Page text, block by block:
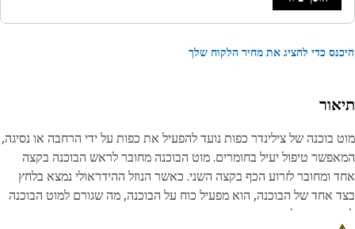
כדי להציג את מחיר הלקוח שלך
בוכנה של צילינדר כפות נועד להפעיל את כפות על ידי הרחבה או נסיגה,
טיפול יעיל בחומרים. מוט הבוכנה מחובר לראש הבוכנה בקצה
ומחובר לזרוע הכף בקצה השני. כאשר הנוזל ההידראולי נמצא בלחץ
אחד של הבוכנה, הוא מפעיל כוח על הבוכנה, מה שגורם למוט הבוכנה
או לסגת.